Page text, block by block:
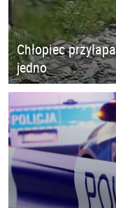
Chłopiec
jedno